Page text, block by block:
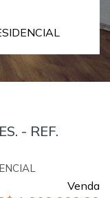
- REF.
Venda